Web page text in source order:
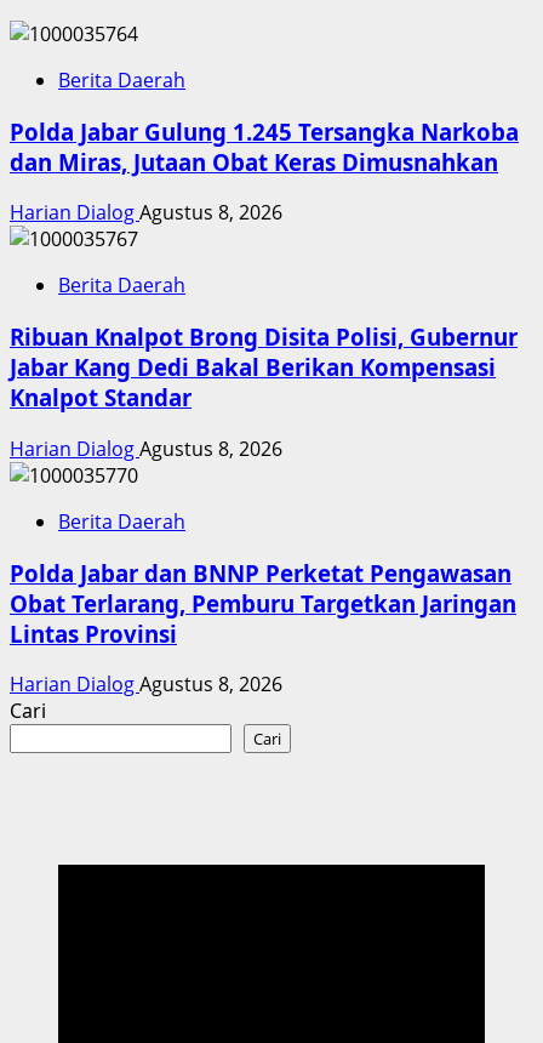
Berita Daerah
Polda Jabar Gulung 1.245 Tersangka Narkoba
dan Miras, Jutaan Obat Keras Dimusnahkan
Harian DialogAgustus 8, 2026
Berita Daerah
Ribuan Knalpot Brong Disita Polisi, Gubernur
Jabar Kang Dedi Bakal Berikan Kompensasi
Knalpot Standar
Harian DialogAgustus 8, 2026
Berita Daerah
Polda Jabar dan BNNP Perketat Pengawasan
Obat Terlarang, Pemburu Targetkan Jaringan
Lintas Provinsi
Harian DialogAgustus 8, 2026
Cari
Cari